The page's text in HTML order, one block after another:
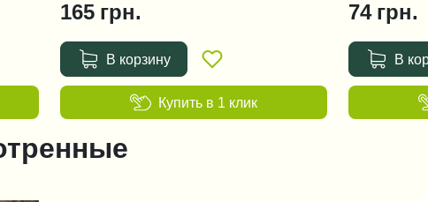
165 грн.
В корзину
Купить в 1 клик
74грн.
В